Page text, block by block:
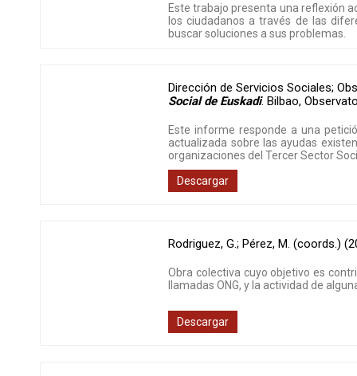
Este trabajo presenta una reflexión
los ciudadanos a través de las
buscar soluciones a sus problemas.
Dirección de Servicios Sociales;
Social de Euskadi.Bilbao,
Este informe responde a una
actualizada sobre las ayudas
organizaciones del Tercer Sector
Descargar
Rodriguez, G.; Pérez, M. (coords.)
Obra colectiva cuyo objetivo es
llamadas ONG, y la actividad de
Descargar